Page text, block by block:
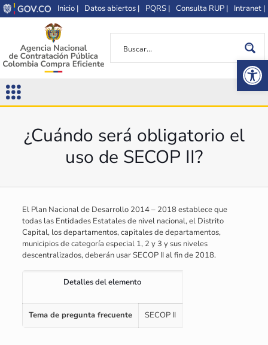
Inicio | Datos abiertos | PQRS | Consulta RUP | Intranet |
¿Cuándo será obligatorio el
uso de SECOP II?
El Plan Nacional de Desarrollo 2014 – 2018 establece que
todas las Entidades Estatales de nivel nacional, el Distrito
Capital, los departamentos, capitales de departamentos,
municipios de categoría especial 1, 2 y 3 y sus niveles
descentralizados, deberán usar SECOP II al fin de 2018.
Detalles del elemento
Tema de pregunta frecuente SECOP II